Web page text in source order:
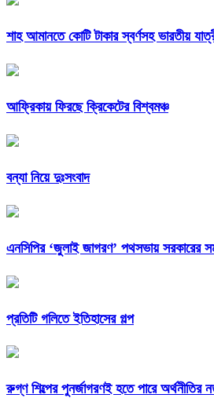
শাহ আমানতে কোটি টাকার স্বর্ণসহ ভারতীয়
আফ্রিকায় ফিরছে ক্রিকেটের বিশ্বমঞ্চ
বন্যা নিয়ে দুঃসংবাদ
এনসিপির ‘জুলাই জাগরণ’ পথসভায় সরকারের
প্রতিটি গলিতে ইতিহাসের গল্প
রুগ্ণ শিল্পের পুনর্জাগরণই হতে পারে অর্থনীতির